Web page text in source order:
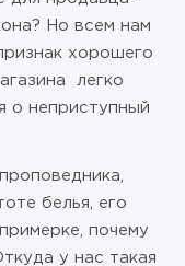
Но всем нам
хорошего
легко
о неприступный
белья, его
почему
у нас такая